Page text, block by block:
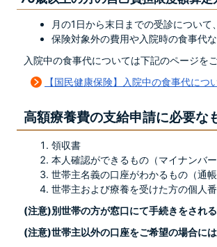
月の1日から末日までの受診について
保険対象外の費用や入院時の食事代
入院中の食事代については下記のページを
【国民健康保険】入院中の食事代につ
高額療養費の支給申請に必要な
領収書
本人確認ができるもの（マイナンバ
世帯主名義の口座がわかるもの（通
世帯主および療養を受けた方の個人
(注意)別世帯の方が窓口にて手続きをされ
(注意)世帯主以外の口座をご希望の場合に